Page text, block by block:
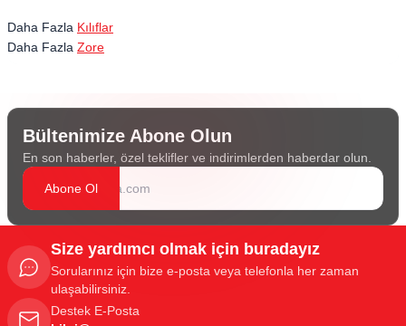
Daha Fazla Kılıflar
Daha Fazla Zore
Bültenimize Abone Olun
En son haberler, özel teklifler ve indirimlerden haberdar olun.
Abone Ol
Size yardımcı olmak için buradayız
Sorularınız için bize e-posta veya telefonla her zaman
ulaşabilirsiniz.
Destek E-Posta